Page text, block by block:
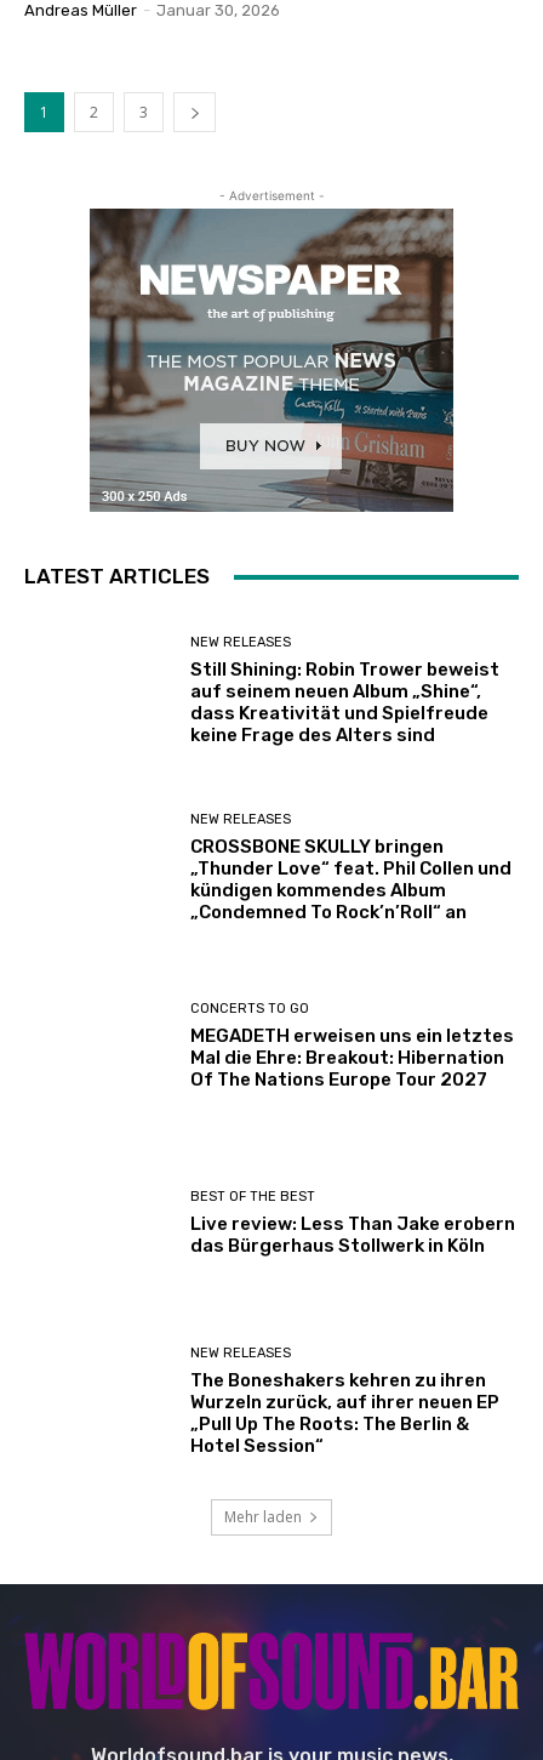
Andreas Müller - Januar 30, 2026
1 2 3
- Advertisement -
LATEST ARTICLES
NEW RELEASES
Still Shining: Robin Trower beweist
auf seinem neuen Album „Shine“,
dass Kreativität und Spielfreude
keine Frage des Alters sind
NEW RELEASES
CROSSBONE SKULLY bringen
„Thunder Love“ feat. Phil Collen und
kündigen kommendes Album
„Condemned To Rock’n’Roll“ an
CONCERTS TO GO
MEGADETH erweisen uns ein letztes
Mal die Ehre: Breakout: Hibernation
Of The Nations Europe Tour 2027
BEST OF THE BEST
Live review: Less Than Jake erobern
das Bürgerhaus Stollwerk in Köln
NEW RELEASES
The Boneshakers kehren zu ihren
Wurzeln zurück, auf ihrer neuen EP
„Pull Up The Roots: The Berlin &
Hotel Session“
Mehr laden